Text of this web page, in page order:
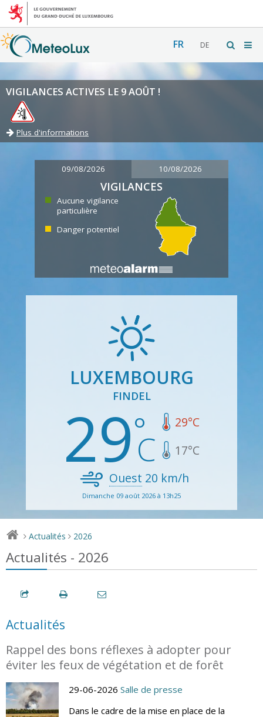
FR DE
VIGILANCES ACTIVES LE 9 AOÛT !
Plus d'informations
09/08/2026 10/08/2026
VIGILANCES
Aucune vigilance
particulière
Danger potentiel
LUXEMBOURG
FINDEL
29 29°C
17°C
Ouest 20 km/h
Dimanche 09 août 2026 à 13h25
> Actualités > 2026
Actualités - 2026
Actualités
Rappel des bons réflexes à adopter pour
éviter les feux de végétation et de forêt
29-06-2026 Salle de presse
Dans le cadre de la mise en place de la